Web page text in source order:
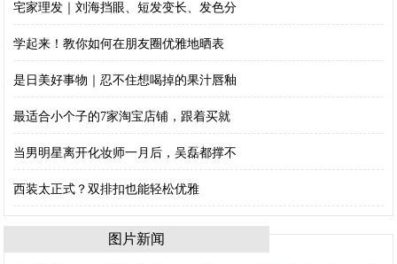
宅家理发｜刘海挡眼、短发变长、发色分
学起来！教你如何在朋友圈优雅地晒表
是日美好事物｜忍不住想喝掉的果汁唇釉
最适合小个子的7家淘宝店铺，跟着买就
当男明星离开化妆师一月后，吴磊都撑不
西装太正式？双排扣也能轻松优雅
图片新闻